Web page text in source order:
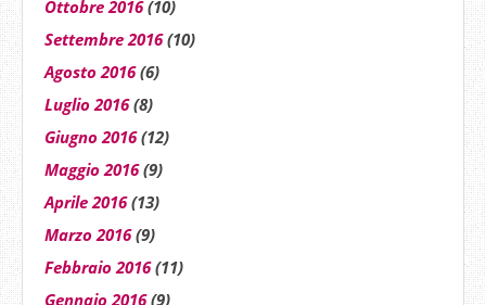
Ottobre 2016(10)
Settembre 2016(10)
Agosto 2016(6)
Luglio 2016(8)
Giugno 2016(12)
Maggio 2016(9)
Aprile 2016(13)
Marzo 2016(9)
Febbraio 2016(11)
Gennaio 2016(9)